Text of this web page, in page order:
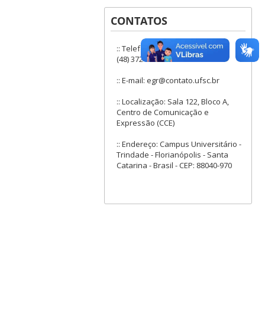
CONTATOS
:: Telefones: (48) 3721-9285 ou
(48) 3721-6504
:: E-mail: egr@contato.ufsc.br
:: Localização: Sala 122, Bloco A,
Centro de Comunicação e
Expressão (CCE)
:: Endereço: Campus Universitário -
Trindade - Florianópolis - Santa
Catarina - Brasil - CEP: 88040-970